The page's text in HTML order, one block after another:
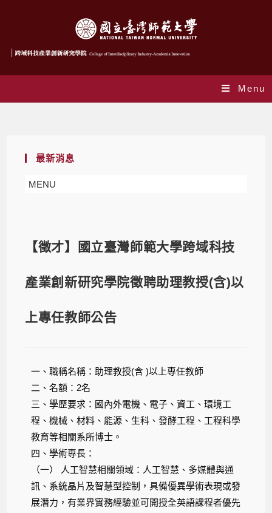
Menu
最新消息
MENU
【徵才】國立臺灣師範大學跨域科技
產業創新研究學院徵聘助理教授(含)以
上專任教師公告
一、職稱名稱：助理教授(含 )以上專任教師
二、名額：2名
三、學歷要求：國內外電機、電子、資工、環境工
程、機械、材料、能源、生科、發酵工程、工程科學
教育等相關系所博士。
四、學術專長：
（一） 人工智慧相關領域：人工智慧、多媒體與通
訊、系統晶片及智慧型控制，具備優異學術表現或發
展潛力，有業界實務經驗並可開授全英語課程者優先